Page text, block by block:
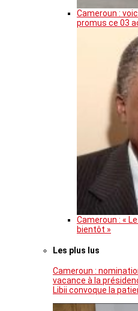
Cameroun :
promus ce 03
Cameroun : «
bientôt »
Les plus lus
Cameroun :
vacance à la
Libii convoque la